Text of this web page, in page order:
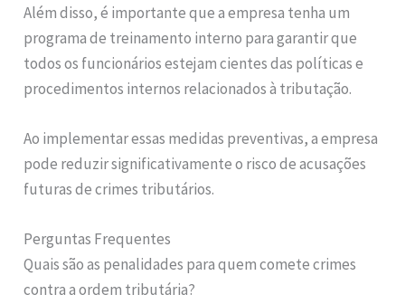
Além disso, é importante que a empresa tenha um
programa de treinamento interno para garantir que
todos os funcionários estejam cientes das políticas e
procedimentos internos relacionados à tributação.
Ao implementar essas medidas preventivas, a empresa
pode reduzir significativamente o risco de acusações
futuras de crimes tributários.
Perguntas Frequentes
Quais são as penalidades para quem comete crimes
contra a ordem tributária?